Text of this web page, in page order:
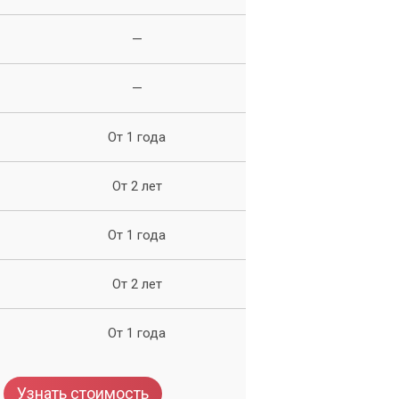
—
—
От 1 года
От 2 лет
От 1 года
От 2 лет
От 1 года
Узнать стоимость